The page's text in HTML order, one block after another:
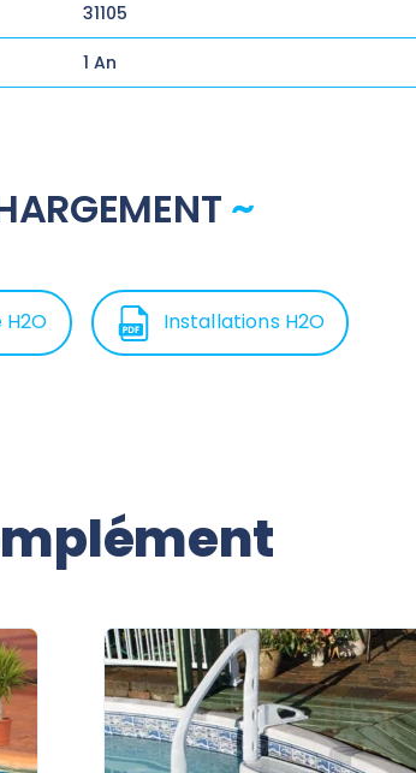
31105
1 An
Installations H2O